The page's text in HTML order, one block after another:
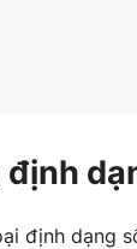
định
định dạng